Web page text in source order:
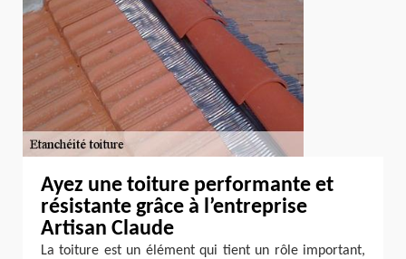
Ayez une toiture performante et
résistante grâce à l’entreprise
Artisan Claude
La toiture est un élément qui tient un rôle important,